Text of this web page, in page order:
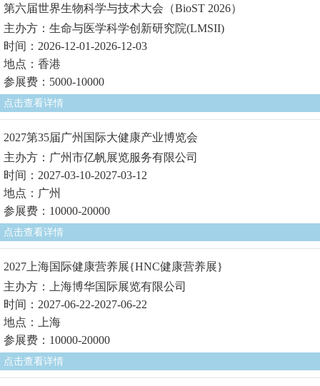
第六届世界生物科学与技术大会（BioST 2026）
主办方：生命与医学科学创新研究院(LMSII)
时间：2026-12-01-2026-12-03
地点：香港
参展费：5000-10000
点击查看详情
2027第35届广州国际大健康产业博览会
主办方：广州市亿帆展览服务有限公司
时间：2027-03-10-2027-03-12
地点：广州
参展费：10000-20000
点击查看详情
2027上海国际健康营养展{HNC健康营养展}
主办方：上海博华国际展览有限公司
时间：2027-06-22-2027-06-22
地点：上海
参展费：10000-20000
点击查看详情